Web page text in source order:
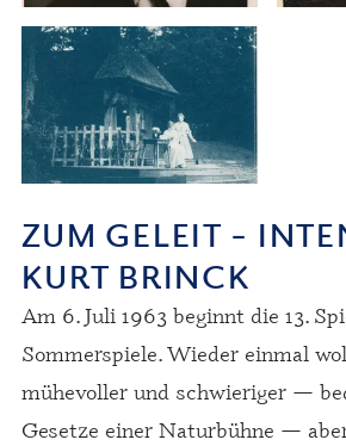
ZUM GELEIT –
KURT BRINCK
Am 6. Juli 1963 beginnt die 13.
Sommerspiele. Wieder einmal
mühevoller und schwieriger —
Gesetze einer Naturbühne —